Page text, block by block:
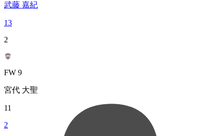
武藤 嘉紀
13
2
FW 9
宮代 大聖
11
2